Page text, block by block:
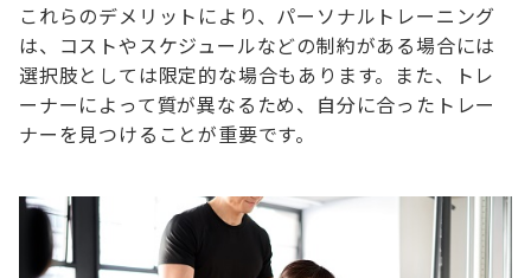
これらのデメリットにより、パーソナルトレーニング
は、コストやスケジュールなどの制約がある場合には
選択肢としては限定的な場合もあります。また、トレ
ーナーによって質が異なるため、自分に合ったトレー
ナーを見つけることが重要です。